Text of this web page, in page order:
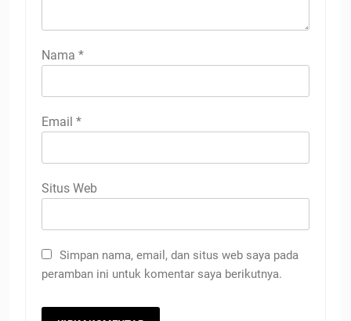
Nama *
Email *
Situs Web
Simpan nama, email, dan situs web saya pada
peramban ini untuk komentar saya berikutnya.